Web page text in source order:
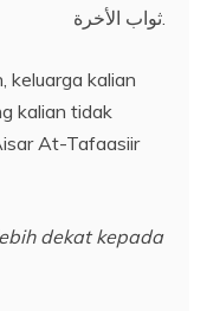
ثواب الأخرة.
keluarga kalian
kalian tidak
At-Tafaasiir
dekat kepada